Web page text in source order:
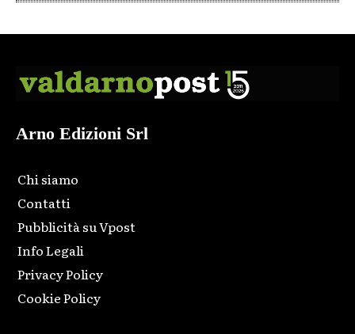
Arno Edizioni Srl
Chi siamo
Contatti
Pubblicità su Vpost
Info Legali
Privacy Policy
Cookie Policy